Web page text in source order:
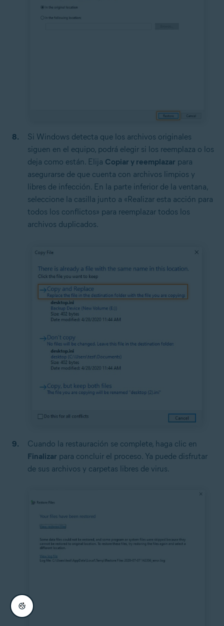
Si Windows detecta que los archivos originales
siguen en el equipo, podrá elegir si los reemplaza o los
deja como están. Elija Copiar y reemplazar para
asegurarse de que cuenta con archivos limpios y
libres de infección. En la parte inferior de la ventana,
seleccione la casilla junto a «Realizar esta acción para
todos los conflictos» para reemplazar todos los
archivos duplicados.
Cuando la restauración se complete, haga clic en
Finalizar para concluir el proceso. Ya puede disfrutar
de sus archivos y carpetas libres de virus.